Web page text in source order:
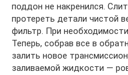
поддон не накренился.
протереть детали чистой
фильтр. При
Теперь, собрав все в
залить новое
заливаемой жидкости —